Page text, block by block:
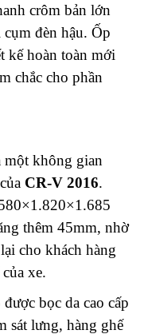
crôm bản lớn
đèn hậu. Ốp
kế hoàn toàn mới
chắc cho phần
một không gian
CR-V 2016.
thêm 45mm, nhờ
cho khách hàng
xe.
được bọc da cao cấp
sát lưng, hàng ghế